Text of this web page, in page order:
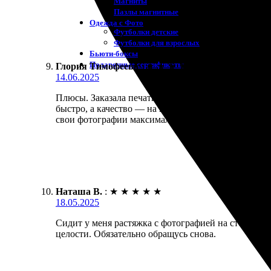
Пазлы магнитные
Одежда с Фото
Футболки детские
Футболки для взрослых
Бьюти-боксы
Подарочные сертификаты
Глория Тимофеева : ★ ★ ★ ★
14.06.2025
Плюсы. Заказала печать фотографии 20х30, и
быстро, а качество — на высоте. Порадовало, что
свои фотографии максимально быстро и без
Наташа В. : ★ ★ ★ ★ ★
18.05.2025
Сидит у меня растяжка с фотографией на стене.
целости. Обязательно обращусь снова.